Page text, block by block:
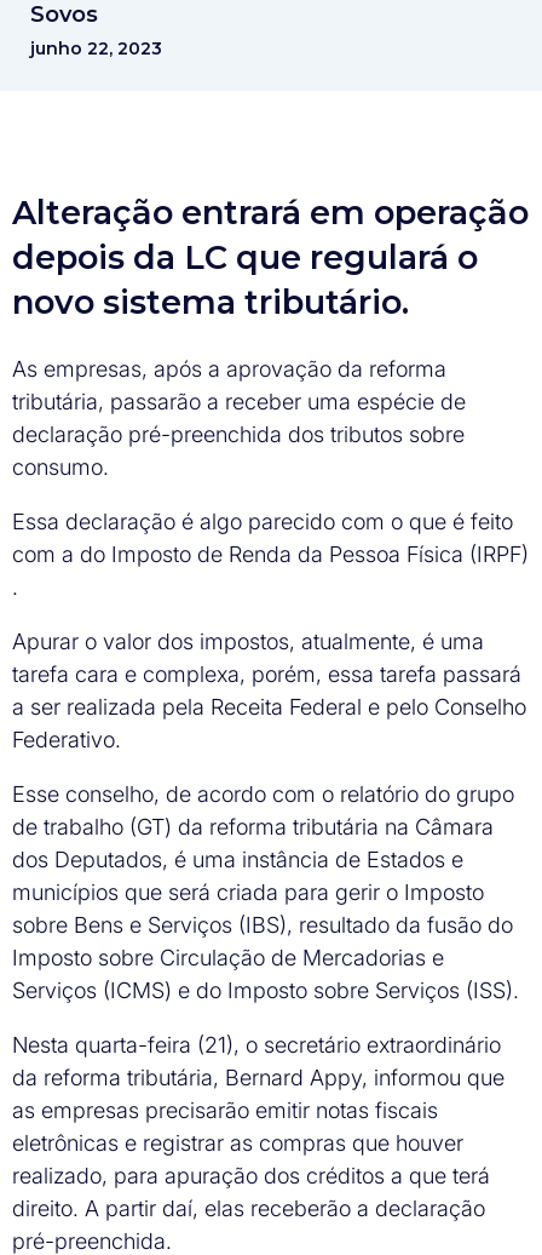
Sovos
junho 22, 2023
Alteração entrará em operação
depois da LC que regulará o
novo sistema tributário.
As empresas, após a aprovação da reforma
tributária, passarão a receber uma espécie de
declaração pré-preenchida dos tributos sobre
consumo.
Essa declaração é algo parecido com o que é feito
com a do Imposto de Renda da Pessoa Física (IRPF)
.
Apurar o valor dos impostos, atualmente, é uma
tarefa cara e complexa, porém, essa tarefa passará
a ser realizada pela Receita Federal e pelo Conselho
Federativo.
Esse conselho, de acordo com o relatório do grupo
de trabalho (GT) da reforma tributária na Câmara
dos Deputados, é uma instância de Estados e
municípios que será criada para gerir o Imposto
sobre Bens e Serviços (IBS), resultado da fusão do
Imposto sobre Circulação de Mercadorias e
Serviços (ICMS) e do Imposto sobre Serviços (ISS).
Nesta quarta-feira (21), o secretário extraordinário
da reforma tributária, Bernard Appy, informou que
as empresas precisarão emitir notas fiscais
eletrônicas e registrar as compras que houver
realizado, para apuração dos créditos a que terá
direito. A partir daí, elas receberão a declaração
pré-preenchida.